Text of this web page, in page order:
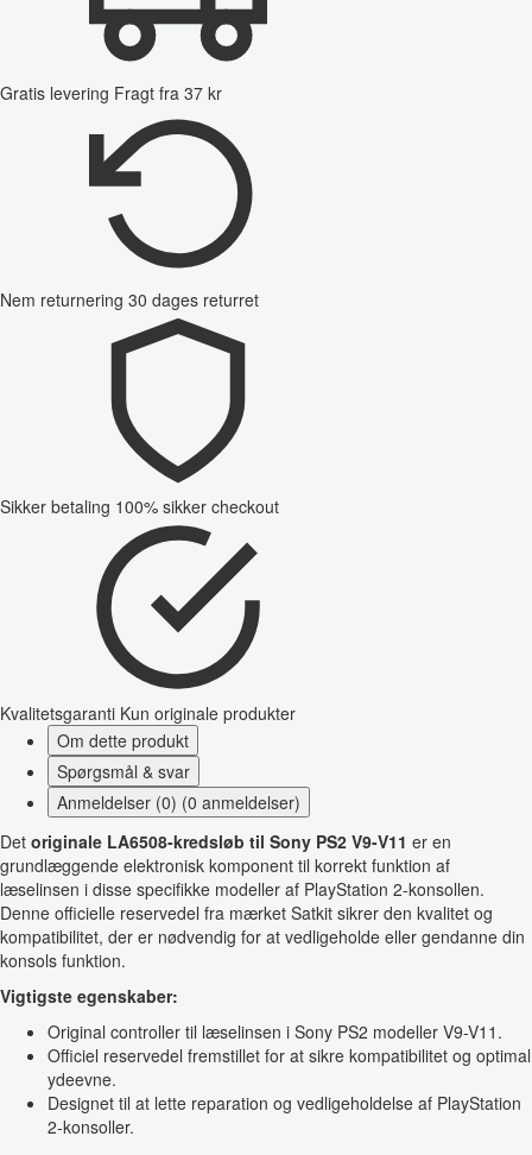
Gratis levering Fragt fra 37 kr
Nem returnering 30 dages returret
Sikker betaling 100% sikker checkout
Kvalitetsgaranti Kun originale produkter
Om dette produkt
Spørgsmål & svar
Anmeldelser (0) (0 anmeldelser)
Det originale LA6508-kredsløb til Sony PS2 V9-V11 er en
grundlæggende elektronisk komponent til korrekt funktion af
læselinsen i disse specifikke modeller af PlayStation 2-konsollen.
Denne officielle reservedel fra mærket Satkit sikrer den kvalitet og
kompatibilitet, der er nødvendig for at vedligeholde eller gendanne din
konsols funktion.
Vigtigste egenskaber:
Original controller til læselinsen i Sony PS2 modeller V9-V11.
Officiel reservedel fremstillet for at sikre kompatibilitet og optimal
ydeevne.
Designet til at lette reparation og vedligeholdelse af PlayStation
2-konsoller.